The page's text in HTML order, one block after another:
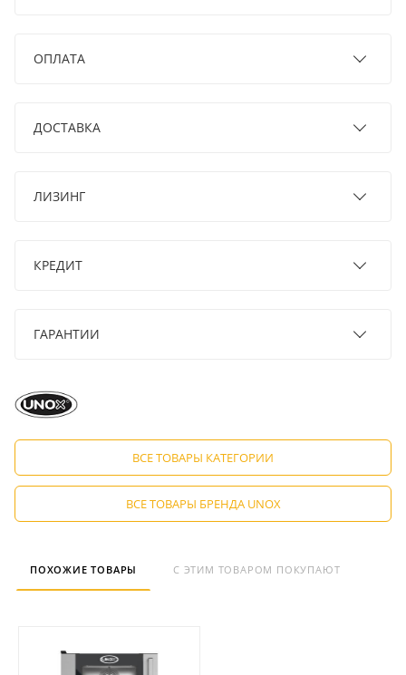
ОПЛАТА
ДОСТАВКА
ЛИЗИНГ
КРЕДИТ
ГАРАНТИИ
ВСЕ ТОВАРЫ КАТЕГОРИИ
ВСЕ ТОВАРЫ БРЕНДА UNOX
ПОХОЖИЕ ТОВАРЫ С ЭТИМ ТОВАРОМ ПОКУПАЮТ